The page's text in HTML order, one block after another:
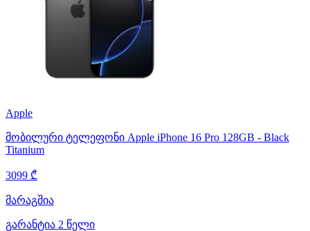
Apple
მობილური ტელეფონი Apple iPhone 16 Pro 128GB - Black
Titanium
3099 ₾
მარაგშია
გარანტია 2 წელი